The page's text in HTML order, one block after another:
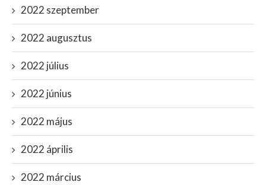
2022 szeptember
2022 augusztus
2022 július
2022 június
2022 május
2022 április
2022 március